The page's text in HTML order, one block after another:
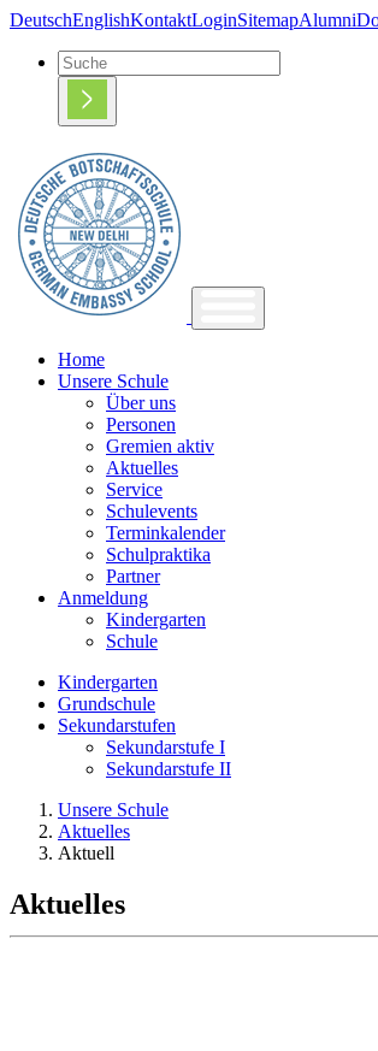
DeutschEnglishKontaktLoginSitemapAlumni
Home
Unsere Schule
Über uns
Personen
Gremien aktiv
Aktuelles
Service
Schulevents
Terminkalender
Schulpraktika
Partner
Anmeldung
Kindergarten
Schule
Kindergarten
Grundschule
Sekundarstufen
Sekundarstufe I
Sekundarstufe II
Unsere Schule
Aktuelles
Aktuell
Aktuelles